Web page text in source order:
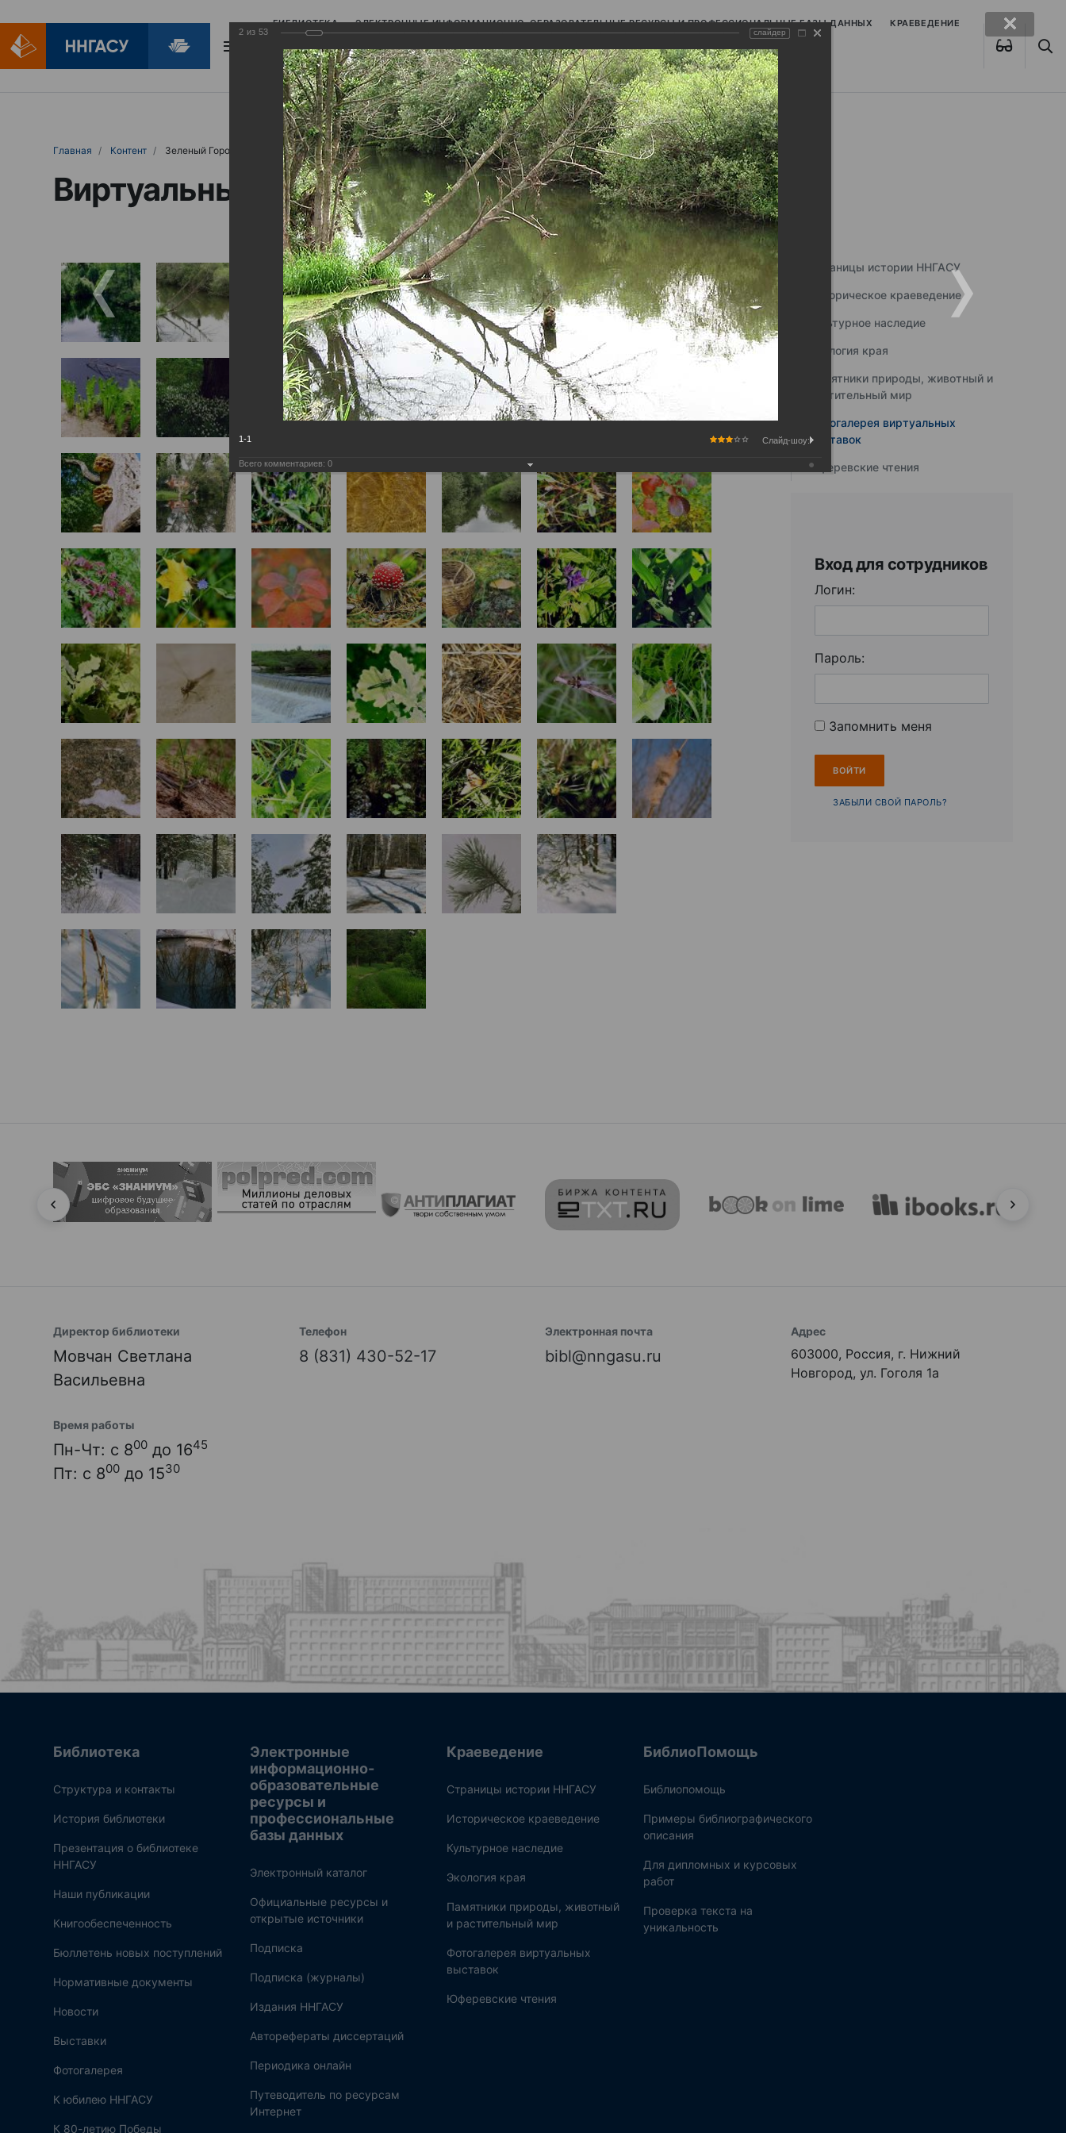
БИБЛИОТЕКА ЭЛЕКТРОННЫЕ ИНФОРМАЦИОННО-ОБРАЗОВАТЕЛЬНЫЕ РЕСУРСЫ И ПРОФЕССИОНАЛЬНЫЕ БАЗЫ ДАННЫХ КРАЕВЕДЕНИЕ
БИБЛИОПОМОЩЬ
Главная Контент Зеленый Город
Виртуальные выставки (фотоальбомы)
Страницы истории ННГАСУ
Историческое краеведение
Культурное наследие
Экология края
Памятники природы, животный и
растительный мир
Фотогалерея виртуальных
выставок
Юферевские чтения
Вход для сотрудников
Логин:
Пароль:
Запомнить меня
ЗАБЫЛИ СВОЙ ПАРОЛЬ?
Директор библиотеки
Мовчан Светлана
Васильевна
Телефон
8 (831) 430-52-17
Электронная почта
bibl@nngasu.ru
Адрес
603000, Россия, г. Нижний
Новгород, ул. Гоголя 1а
Время работы
Пн-Чт: с 800 до 1645
Пт: с 800 до 1530
Библиотека
Структура и контакты
История библиотеки
Презентация о библиотеке
ННГАСУ
Наши публикации
Книгообеспеченность
Бюллетень новых поступлений
Нормативные документы
Новости
Выставки
Фотогалерея
К юбилею ННГАСУ
К 80-летию Победы
Электронные
информационно-
образовательные
ресурсы и
профессиональные
базы данных
Электронный каталог
Официальные ресурсы и
открытые источники
Подписка
Подписка (журналы)
Издания ННГАСУ
Авторефераты диссертаций
Периодика онлайн
Путеводитель по ресурсам
Интернет
Краеведение
Страницы истории ННГАСУ
Историческое краеведение
Культурное наследие
Экология края
Памятники природы, животный
и растительный мир
Фотогалерея виртуальных
выставок
Юферевские чтения
БиблиоПомощь
Библиопомощь
Примеры библиографического
описания
Для дипломных и курсовых
работ
Проверка текста на
уникальность
2 из 53 слайдер
1-1 Слайд-шоу:
Всего комментариев: 0